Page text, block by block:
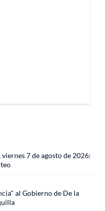
7 de agosto de 2026:
al Gobierno de De la